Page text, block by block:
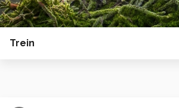
Trein